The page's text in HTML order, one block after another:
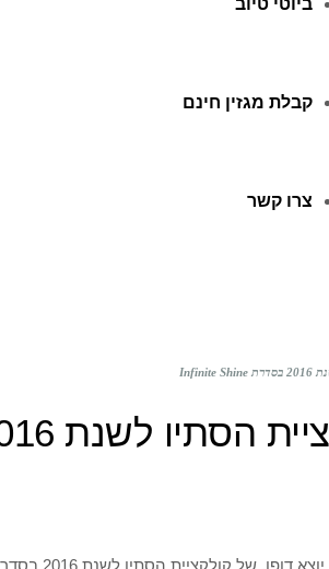
ביוטי טיוב
קבלת מגזין חינם
צרו קשר